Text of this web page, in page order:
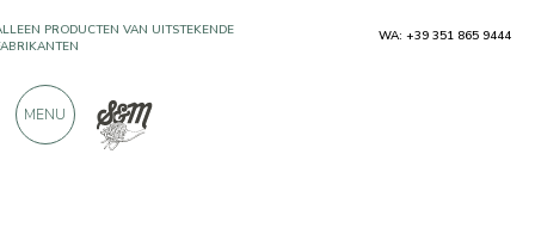
DAN 900 POSITIEVE RECENSIES
WA: +39 351 865 9444
MENU